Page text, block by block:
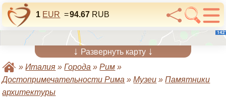
1 EUR =94.67 RUB
↓ Развернуть карту ↓
»Италия »Города »Рим »
Достопримечательности Рима »Музеи »Памятники
архитектуры